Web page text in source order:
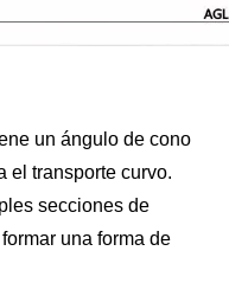
un ángulo de cono
el transporte curvo.
secciones de
una forma de